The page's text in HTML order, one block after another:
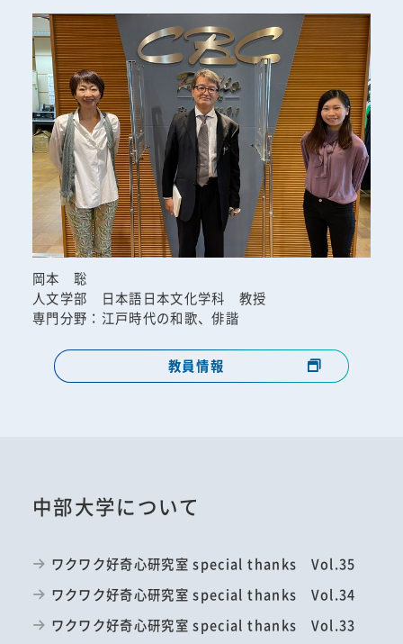
岡本 聡
人文学部 日本語日本文化学科 教授
専門分野：江戸時代の和歌、俳諧
教員情報
中部大学について
ワクワク好奇心研究室 special thanks Vol.35
ワクワク好奇心研究室 special thanks Vol.34
ワクワク好奇心研究室 special thanks Vol.33